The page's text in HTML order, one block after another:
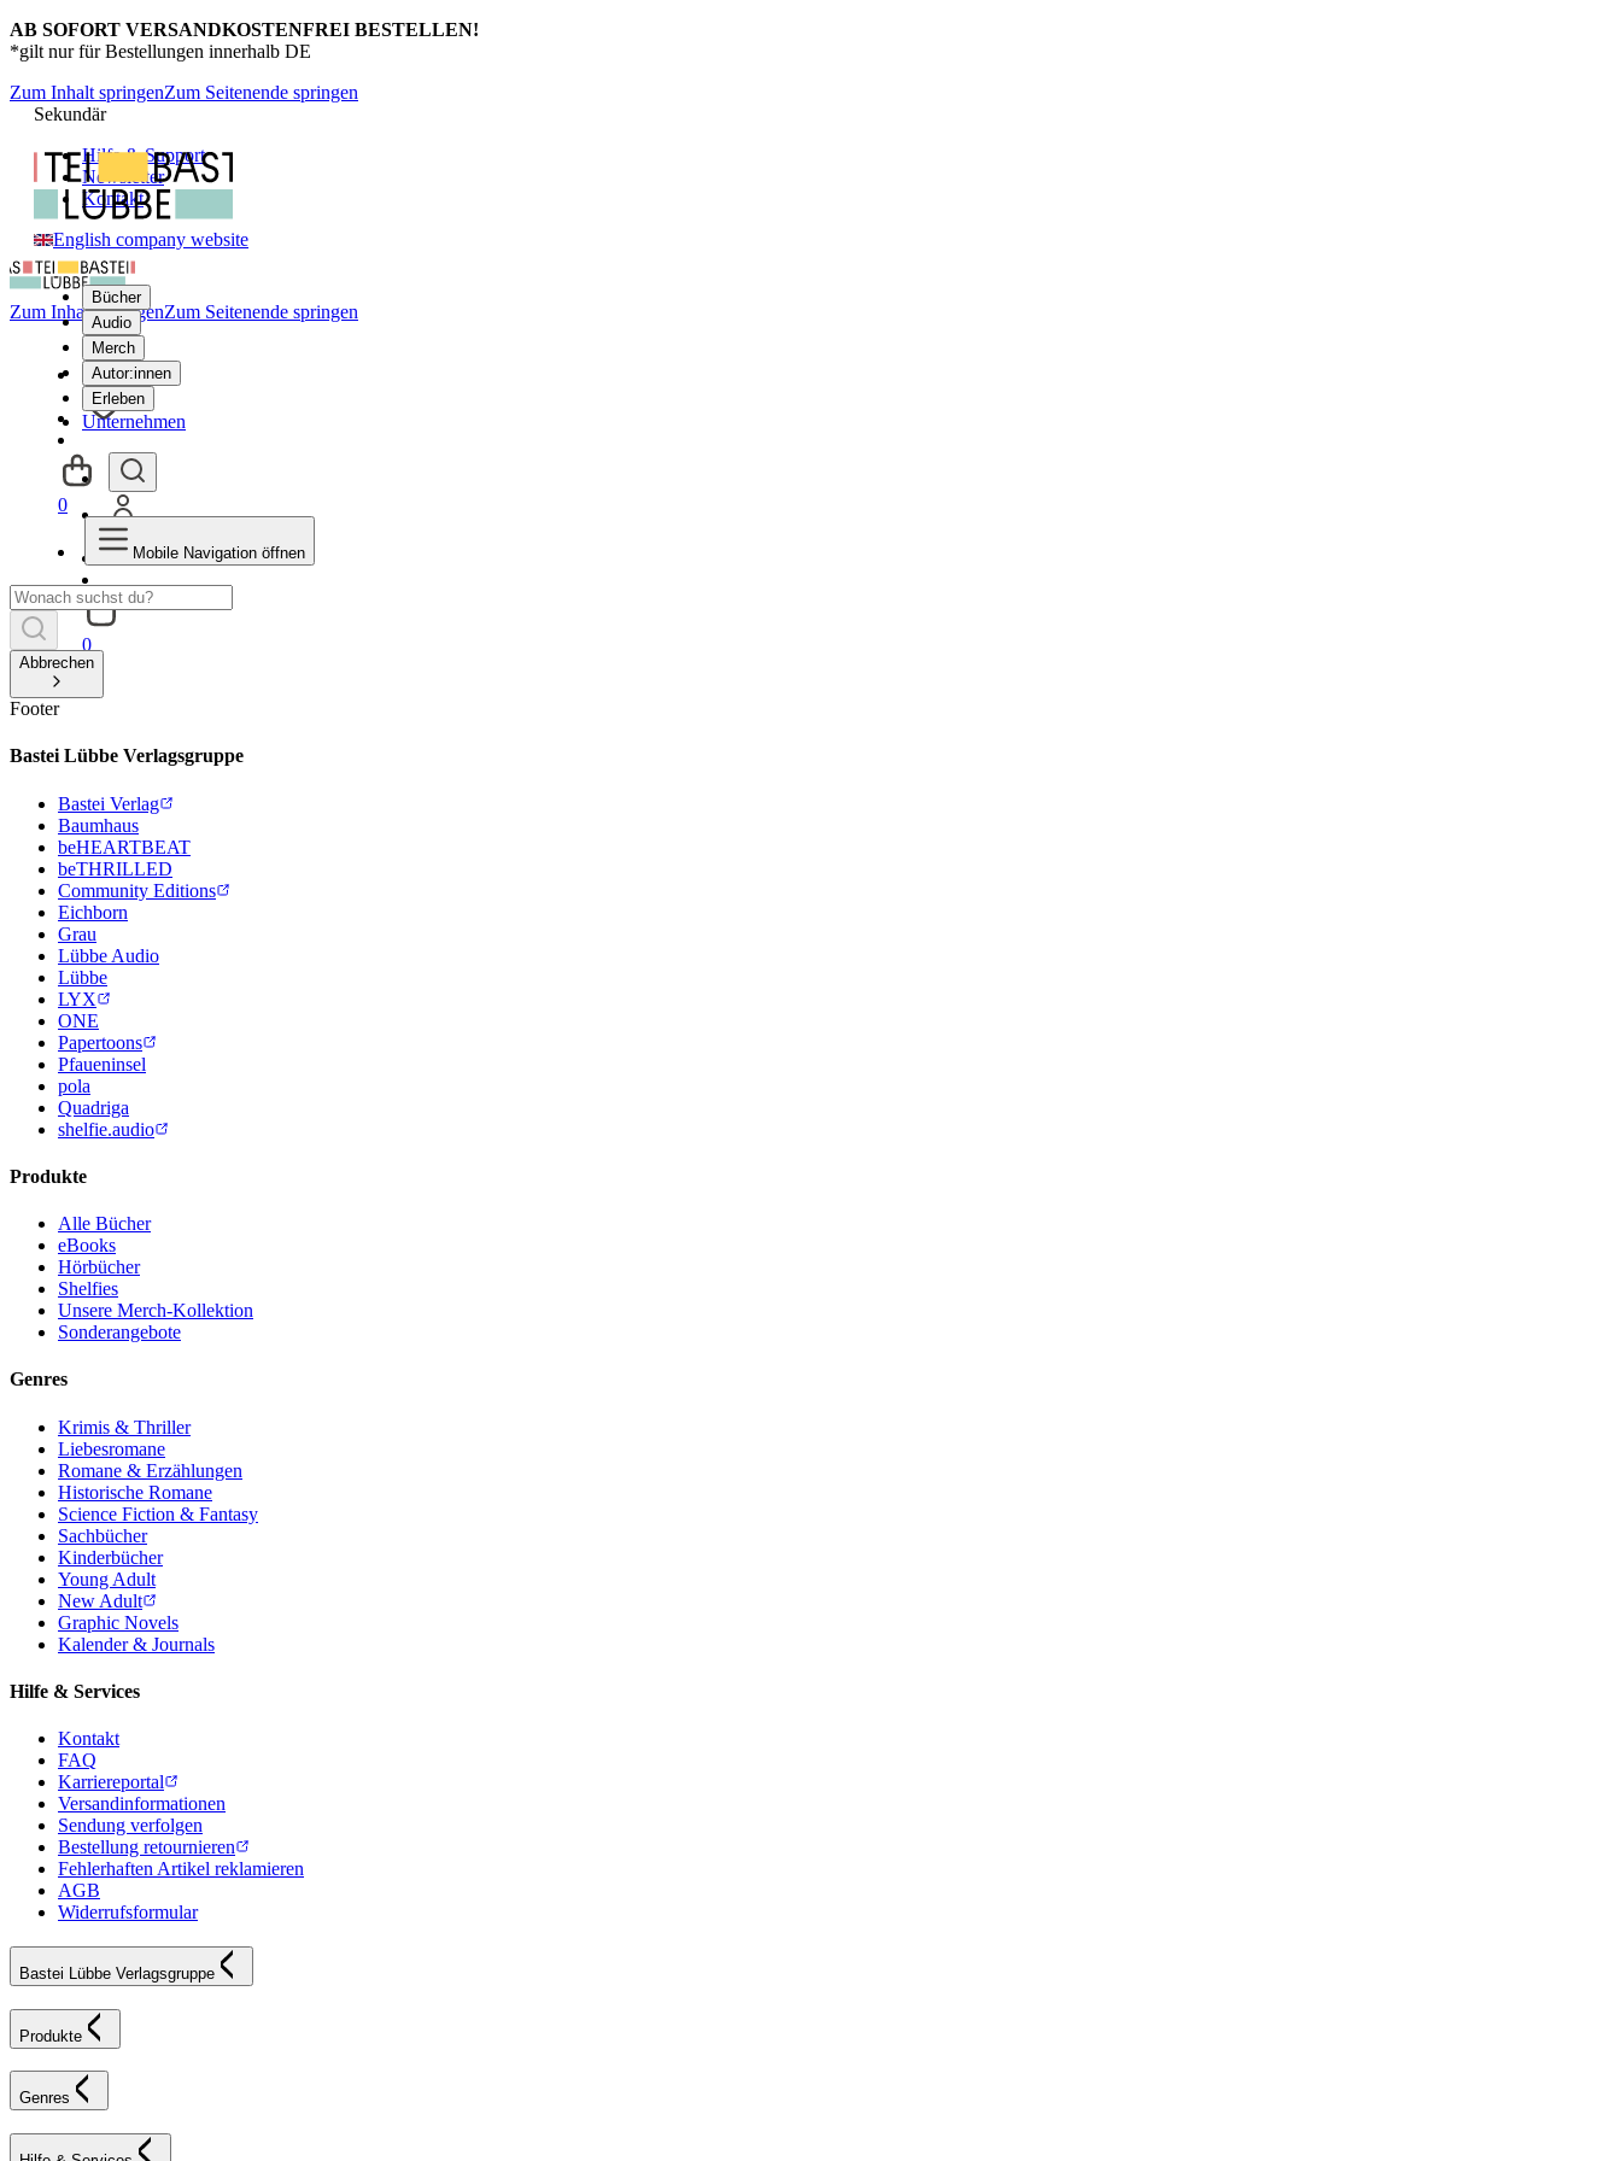
AB SOFORT VERSANDKOSTENFREI BESTELLEN!
*gilt nur für Bestellungen innerhalb DE
Zum Inhalt springenZum Seitenende springen
Sekundär
Hilfe & Support
Newsletter
Kontakt
English company website
Bücher
Audio
Merch
Autor:innen
Erleben
Unternehmen
0
Zum Inhalt springenZum Seitenende springen
0
Mobile Navigation öffnen
Abbrechen
Footer
Bastei Lübbe Verlagsgruppe
Bastei Verlag
Baumhaus
beHEARTBEAT
beTHRILLED
Community Editions
Eichborn
Grau
Lübbe Audio
Lübbe
LYX
ONE
Papertoons
Pfaueninsel
pola
Quadriga
shelfie.audio
Produkte
Alle Bücher
eBooks
Hörbücher
Shelfies
Unsere Merch-Kollektion
Sonderangebote
Genres
Krimis & Thriller
Liebesromane
Romane & Erzählungen
Historische Romane
Science Fiction & Fantasy
Sachbücher
Kinderbücher
Young Adult
New Adult
Graphic Novels
Kalender & Journals
Hilfe & Services
Kontakt
FAQ
Karriereportal
Versandinformationen
Sendung verfolgen
Bestellung retournieren
Fehlerhaften Artikel reklamieren
AGB
Widerrufsformular
Bastei Lübbe Verlagsgruppe
Produkte
Genres